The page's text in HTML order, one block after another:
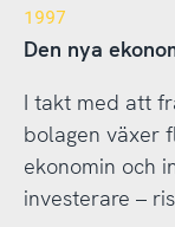
1997
Den nya
I takt med att
bolagen växer
ekonomin och
investerare –